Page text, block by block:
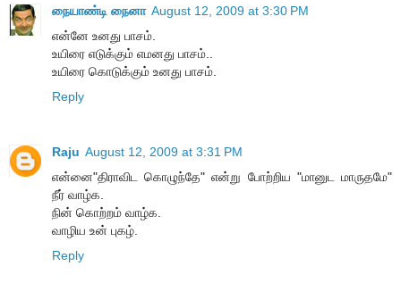
நையாண்டி நைனா August 12, 2009 at 3:30 PM
என்னே உனது பாசம்.
உயிரை எடுக்கும் எமனது பாசம்..
உயிரை கொடுக்கும் உனது பாசம்.
Reply
Raju August 12, 2009 at 3:31 PM
என்னை"திராவிட கொழுந்தே" என்று போற்றிய "மானுட மாருதமே"
நீர் வாழ்க.
நின் கொற்றம் வாழ்க.
வாழிய உன் புகழ்.
Reply